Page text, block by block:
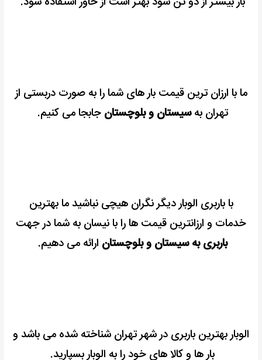
ما با ارزان ترین قیمت بار های شما را به صورت دربستی از
تهران بهسیستان و بلوچستان جابجا می کنیم.
با باربری الوبار دیگر نگران هیچی نباشید ما بهترین
خدمات و ارزانترین قیمت ها را با نیسان به شما در جهت
باربری به سیستان و بلوچستان ارائه می دهیم.
الوبار بهترین باربری در شهر تهران شناخته شده می باشد و
بار ها و کالا های خود را به الوبار بسپارید.